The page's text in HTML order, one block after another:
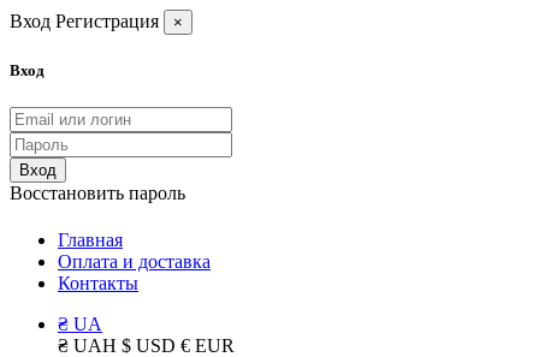
Вход Регистрация ×
Вход
Вход
Восстановить пароль
Главная
Оплата и доставка
Контакты
₴ UA
₴ UAH $ USD € EUR